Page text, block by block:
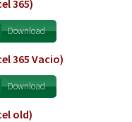
365)
Download
365 Vacio)
Download
old)